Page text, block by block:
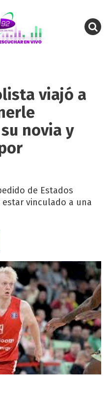
viajó a
novia y
de Estados
vinculado a una